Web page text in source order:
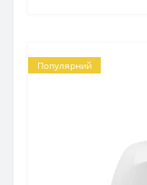
Популярний